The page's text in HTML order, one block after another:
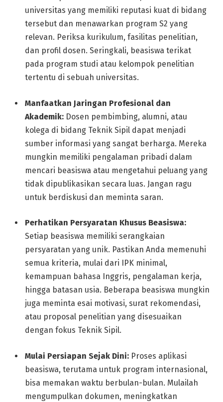
universitas yang memiliki reputasi kuat di bidang
tersebut dan menawarkan program S2 yang
relevan. Periksa kurikulum, fasilitas penelitian,
dan profil dosen. Seringkali, beasiswa terikat
pada program studi atau kelompok penelitian
tertentu di sebuah universitas.
Manfaatkan Jaringan Profesional dan
Akademik: Dosen pembimbing, alumni, atau
kolega di bidang Teknik Sipil dapat menjadi
sumber informasi yang sangat berharga. Mereka
mungkin memiliki pengalaman pribadi dalam
mencari beasiswa atau mengetahui peluang yang
tidak dipublikasikan secara luas. Jangan ragu
untuk berdiskusi dan meminta saran.
Perhatikan Persyaratan Khusus Beasiswa:
Setiap beasiswa memiliki serangkaian
persyaratan yang unik. Pastikan Anda memenuhi
semua kriteria, mulai dari IPK minimal,
kemampuan bahasa Inggris, pengalaman kerja,
hingga batasan usia. Beberapa beasiswa mungkin
juga meminta esai motivasi, surat rekomendasi,
atau proposal penelitian yang disesuaikan
dengan fokus Teknik Sipil.
Mulai Persiapan Sejak Dini: Proses aplikasi
beasiswa, terutama untuk program internasional,
bisa memakan waktu berbulan-bulan. Mulailah
mengumpulkan dokumen, meningkatkan